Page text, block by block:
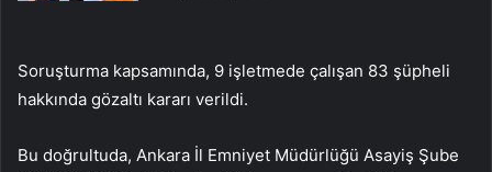
Soruşturma kapsamında, 9 işletmede çalışan 83 şüpheli
hakkında gözaltı kararı verildi.
Bu doğrultuda, Ankara İl Emniyet Müdürlüğü Asayiş Şube